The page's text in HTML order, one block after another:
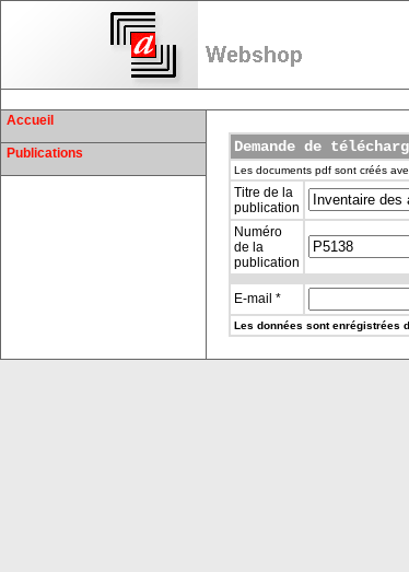
Accueil
Publications Demande de
Les documents pdf sont créés
Titre de la
publication
Numéro
de la
publication
E-mail *
Les données sont enrégistrées